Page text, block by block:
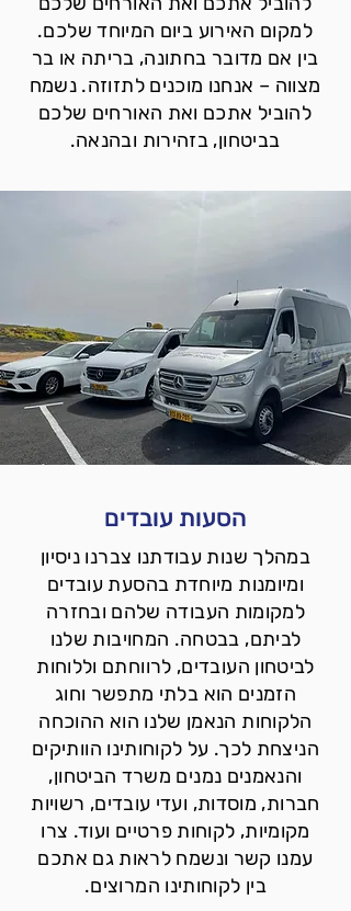
למקום האירוע ביום המיוחד שלכם.
בין אם מדובר בחתונה, בריתה או בר
מצווה – אנחנו מוכנים לתזוזה. נשמח
להוביל אתכם ואת האורחים שלכם
בביטחון, בזהירות ובהנאה.
הסעות עובדים
במהלך שנות עבודתנו צברנו ניסיון
ומיומנות מיוחדת בהסעת עובדים
למקומות העבודה שלהם ובחזרה
לביתם, בבטחה. המחויבות שלנו
לביטחון העובדים, לרווחתם וללוחות
הזמנים הוא בלתי מתפשר וחוג
הלקוחות הנאמן שלנו הוא ההוכחה
הניצחת לכך. על לקוחותינו הוותיקים
והנאמנים נמנים משרד הביטחון,
חברות, מוסדות, ועדי עובדים, רשויות
מקומיות, לקוחות פרטיים ועוד. צרו
עמנו קשר ונשמח לראות גם אתכם
בין לקוחותינו המרוצים.